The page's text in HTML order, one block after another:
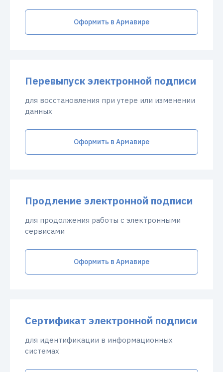
Оформить в Армавире
Перевыпуск электронной подписи
для восстановления при утере или изменении
данных
Оформить в Армавире
Продление электронной подписи
для продолжения работы с электронными
сервисами
Оформить в Армавире
Сертификат электронной подписи
для идентификации в информационных
системах